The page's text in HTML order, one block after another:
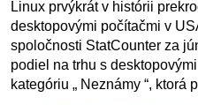
Linux prvýkrát v histórii
desktopovými počítačmi v
spoločnosti StatCounter za
podiel na trhu s
kategóriu „ Neznámy “, ktorá